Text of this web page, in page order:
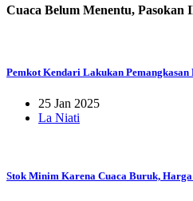
Cuaca Belum Menentu, Pasokan
Pemkot Kendari Lakukan Pemangkasan
25 Jan 2025
La Niati
Stok Minim Karena Cuaca Buruk,